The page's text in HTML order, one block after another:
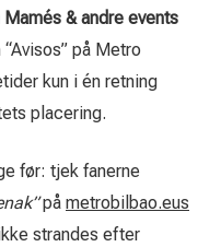
& andre events
på Metro
kun i én retning
placering.
før: tjek fanerne
på metrobilbao.eus
strandes efter